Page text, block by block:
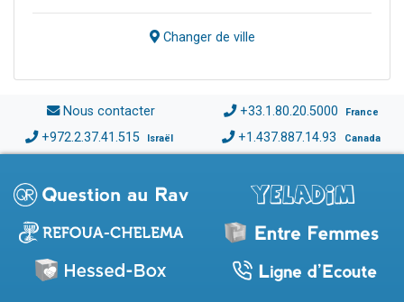
Changer de ville
Nous contacter +33.1.80.20.5000 France
+972.2.37.41.515 Israël +1.437.887.14.93 Canada